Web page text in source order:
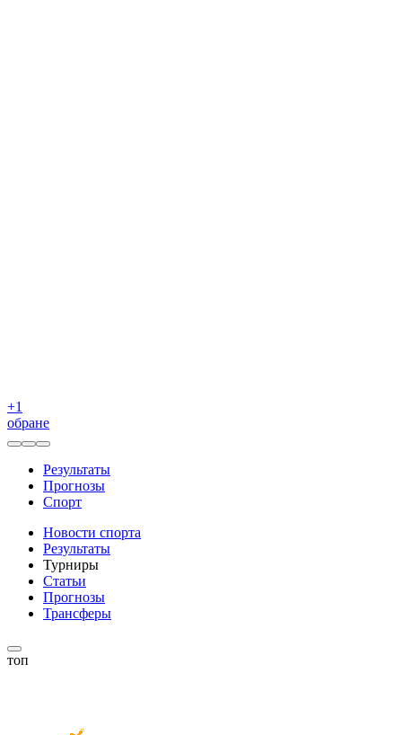
+1
обране
Результаты
Прогнозы
Спорт
Новости спорта
Результаты
Турниры
Статьи
Прогнозы
Трансферы
топ